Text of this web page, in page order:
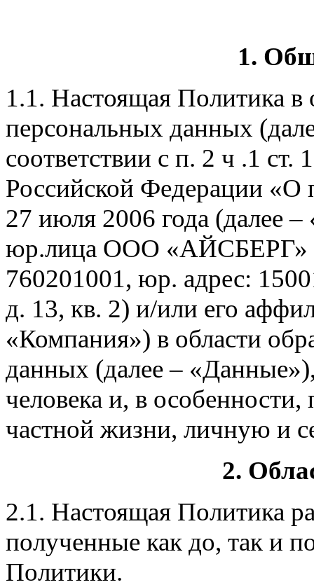
1.
1.1. Настоящая Политика
персональных данных
соответствии с п. 2 ч .1 ст.
Российской Федерации
27 июля 2006 года (далее
юр.лица ООО
760201001, юр. адрес:
д. 13, кв. 2) и/или его
«Компания») в области
данных (далее –
человека и, в
частной жизни, личную и
2.
2.1. Настоящая Политика
полученные как до, так и
Политики.